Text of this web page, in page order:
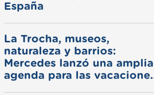
España
La Trocha, museos,
naturaleza y barrios:
Mercedes lanzó una amplia
agenda para las